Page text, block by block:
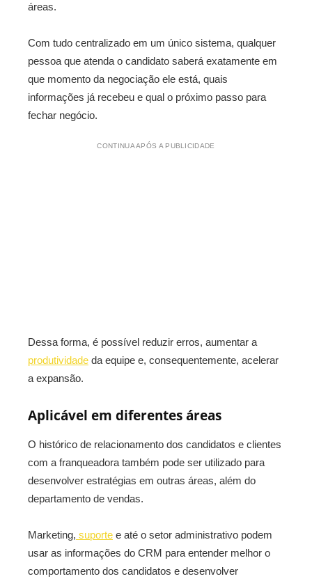
áreas.
Com tudo centralizado em um único sistema, qualquer
pessoa que atenda o candidato saberá exatamente em
que momento da negociação ele está, quais
informações já recebeu e qual o próximo passo para
fechar negócio.
CONTINUA APÓS A PUBLICIDADE
Dessa forma, é possível reduzir erros, aumentar a
produtividade da equipe e, consequentemente, acelerar
a expansão.
Aplicável em diferentes áreas
O histórico de relacionamento dos candidatos e clientes
com a franqueadora também pode ser utilizado para
desenvolver estratégias em outras áreas, além do
departamento de vendas.
Marketing, suporte e até o setor administrativo podem
usar as informações do CRM para entender melhor o
comportamento dos candidatos e desenvolver